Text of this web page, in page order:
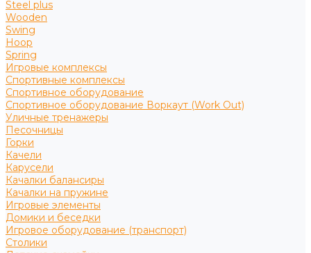
Steel plus
Wooden
Swing
Hoop
Spring
Игровые комплексы
Спортивные комплексы
Спортивное оборудование
Спортивное оборудование Воркаут (Work Out)
Уличные тренажеры
Песочницы
Горки
Качели
Карусели
Качалки балансиры
Качалки на пружине
Игровые элементы
Домики и беседки
Игровое оборудование (транспорт)
Столики